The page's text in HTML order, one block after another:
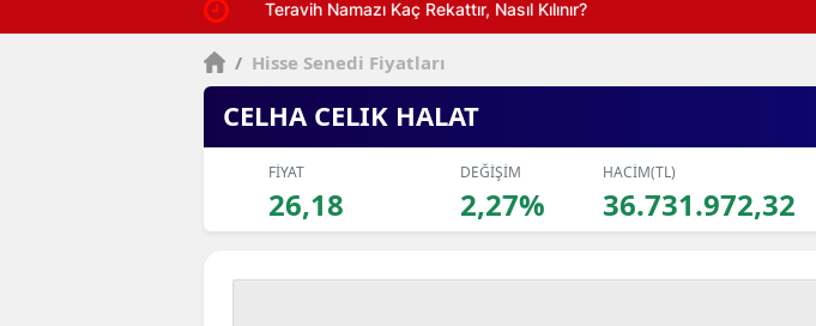
Teravih Namazı Kaç Rekattır, Nasıl Kılınır?
/ Hisse Senedi Fiyatları
CELHA CELIK HALAT
FİYAT
26,18
DEĞİŞİM
2,27%
HACİM(TL)
36.731.972,32